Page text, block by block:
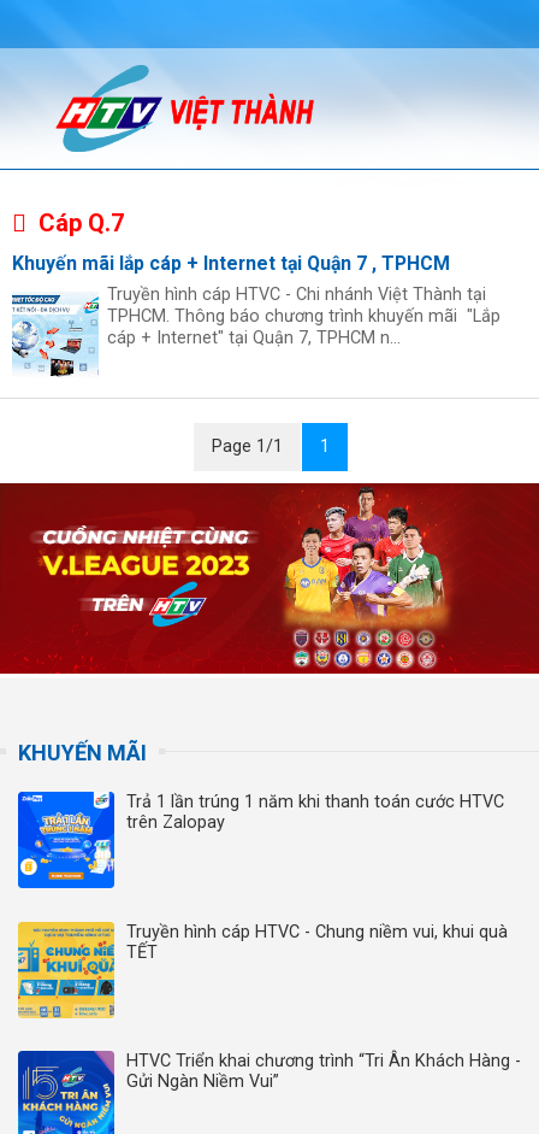
Cáp Q.7
Khuyến mãi lắp cáp + Internet tại Quận 7 , TPHCM
Truyền hình cáp HTVC - Chi nhánh Việt Thành tại
TPHCM. Thông báo chương trình khuyến mãi "Lắp
cáp + Internet" tại Quận 7, TPHCM n...
Page 1/1 1
KHUYẾN MÃI
Trả 1 lần trúng 1 năm khi thanh toán cước HTVC
trên Zalopay
Truyền hình cáp HTVC - Chung niềm vui, khui quà
TẾT
HTVC Triển khai chương trình “Tri Ân Khách Hàng -
Gửi Ngàn Niềm Vui”